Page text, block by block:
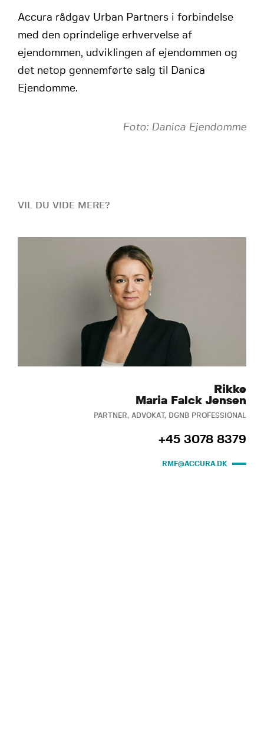
Accura rådgav Urban Partners i forbindelse
med den oprindelige erhvervelse af
ejendommen, udviklingen af ejendommen og
det netop gennemførte salg til Danica
Ejendomme.
Foto: Danica Ejendomme
VIL DU VIDE MERE?
Rikke
Maria Falck Jensen
PARTNER, ADVOKAT, DGNB PROFESSIONAL
+45 3078 8379
RMF@ACCURA.DK